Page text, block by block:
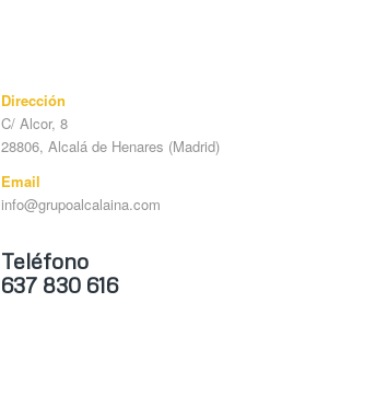
Dirección
C/ Alcor, 8
28806, Alcalá de Henares (Madrid)
Email
info@grupoalcalaina.com
Teléfono
637 830 616